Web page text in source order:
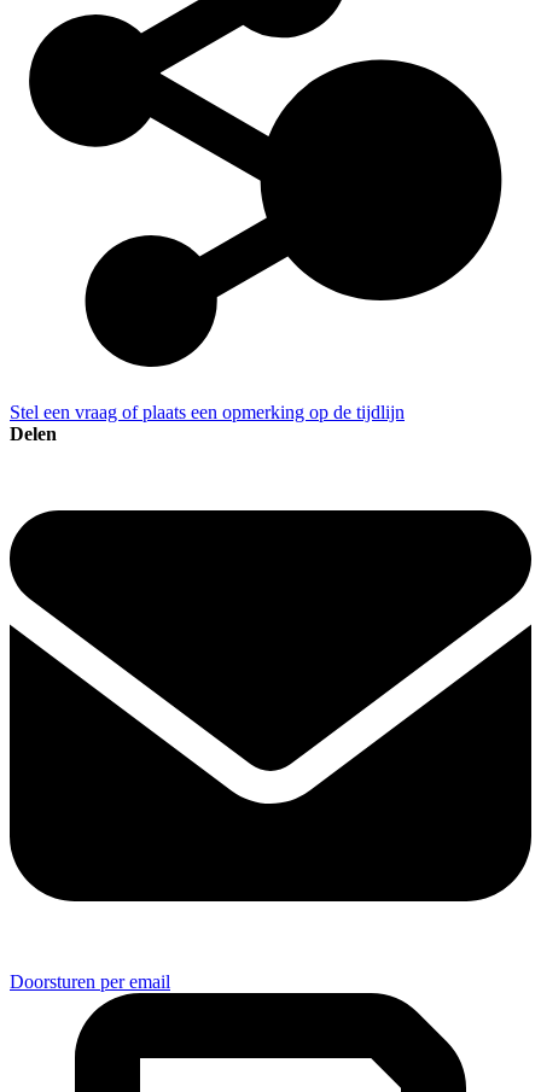
Stel een vraag of plaats een opmerking op de tijdlijn
Delen
Doorsturen per email